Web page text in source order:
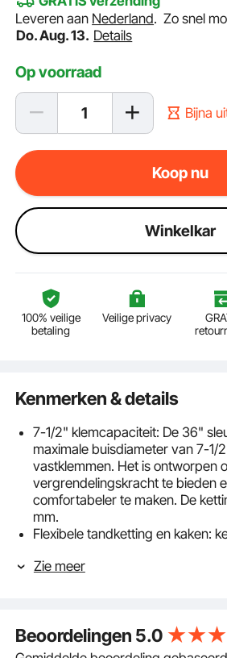
Leveren aan Nederland.Zo snel
Do. Aug. 13. Details
Op voorraad
Bijna
Koop nu
Winkelkar
100% veilige
betaling
Veilige privacy
Kenmerken & details
7-1/2" klemcapaciteit: De 36"
maximale buisdiameter van 7-1/
vastklemmen. Het is ontworpen
vergrendelingskracht te bieden
comfortabeler te maken. De
mm.
Flexibele tandketting en kaken:
vasthouden. En de ketting is
volledig gesmeed uit
vervolgens met hitte behandeld
Zie meer
Beoordelingen 5.0